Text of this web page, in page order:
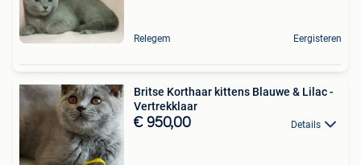
Relegem Eergisteren
Britse Korthaar kittens Blauwe & Lilac -
Vertrekklaar
€ 950,00 Details